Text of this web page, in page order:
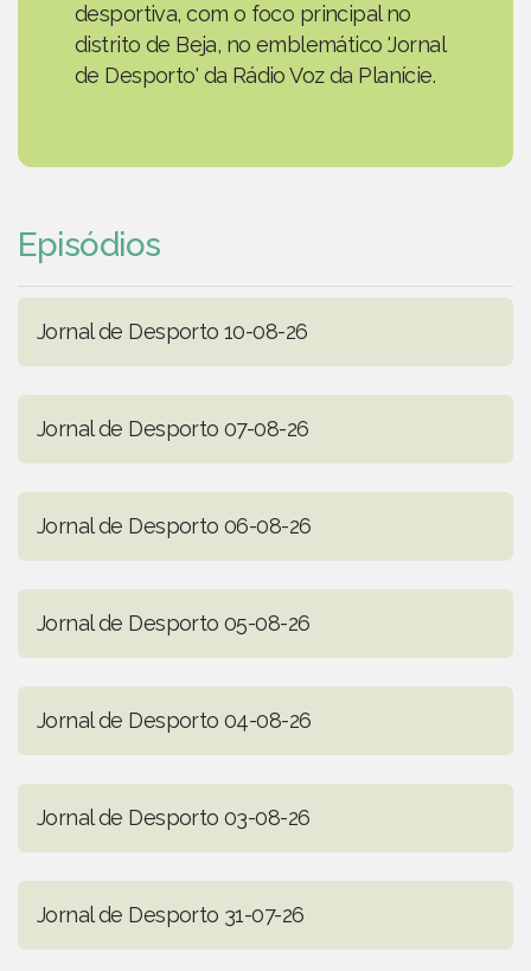
desportiva, com o foco principal no
distrito de Beja, no emblemático 'Jornal
de Desporto' da Rádio Voz da Planície.
Episódios
Jornal de Desporto 10-08-26
Jornal de Desporto 07-08-26
Jornal de Desporto 06-08-26
Jornal de Desporto 05-08-26
Jornal de Desporto 04-08-26
Jornal de Desporto 03-08-26
Jornal de Desporto 31-07-26